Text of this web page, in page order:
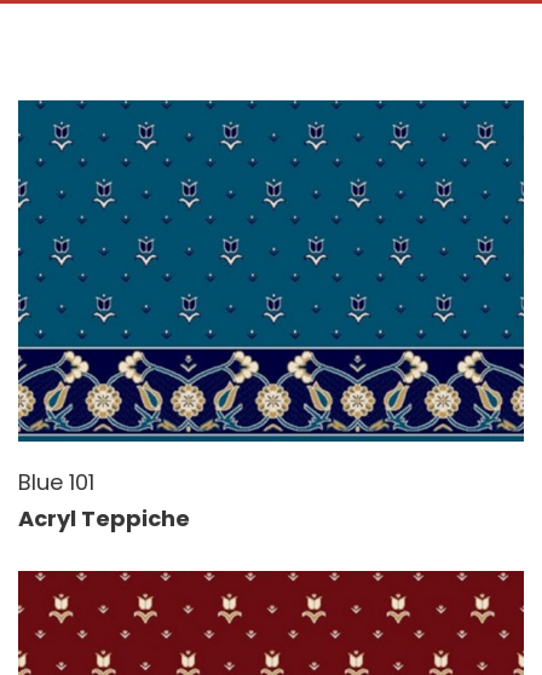
Blue 101
Acryl Teppiche